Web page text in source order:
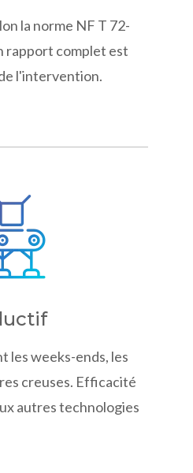
la norme NF T 72-
rapport complet est
l'intervention.
les weeks-ends, les
creuses. Efficacité
autres technologies